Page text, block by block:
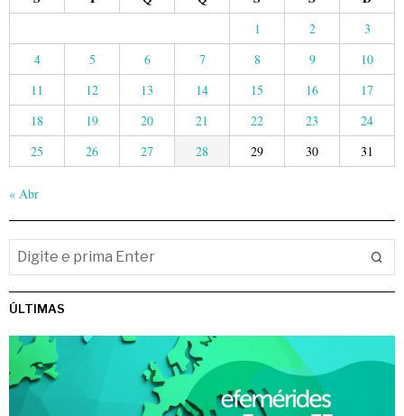
1 2
3
4
5 6 7 8 9
10
11
12 13 14 15 16
17
18
19 20 21 22 23
24
25
26 27 28 29 30 31
« Abr
ÚLTIMAS